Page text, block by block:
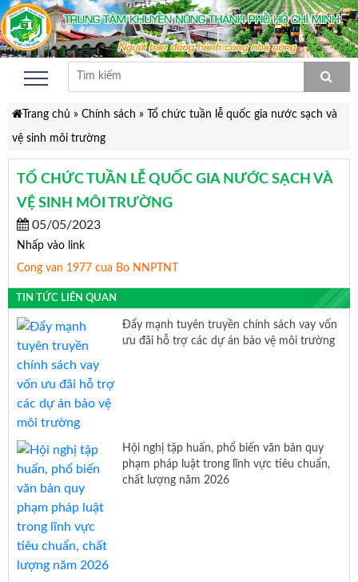
Trang chủ » Chính sách »
Tổ chức tuần lễ quốc gia nước sạch và
vệ sinh môi trường
TỔ CHỨC TUẦN LỄ QUỐC GIA NƯỚC SẠCH VÀ
VỆ SINH MÔI TRƯỜNG
05/05/2023
Nhấp vào link
Cong van 1977 cua Bo NNPTNT
TIN TỨC LIÊN QUAN
Đẩy mạnh tuyên truyền chính sách vay vốn
ưu đãi hỗ trợ các dự án bảo vệ môi trường
Hội nghị tập huấn, phổ biến văn bản quy
phạm pháp luật trong lĩnh vực tiêu chuẩn,
chất lượng năm 2026